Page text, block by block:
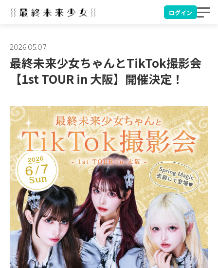
ログイン
2026.05.07
最終未来少女ちゃんとTikTok撮影会
【1st TOUR in 大阪】開催決定！